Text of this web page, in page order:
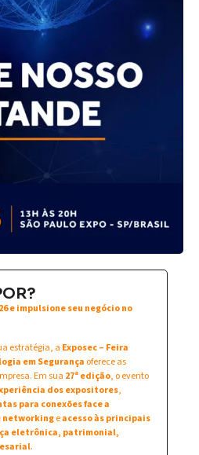
e impulsione seu negócio no
estratégia, a Exposec – Feira
em Segurança oferece as
Em sua 27ª edição, o evento
dos expositores,
para conexões face a
eacesso às principais
eletrônica, patrimonial,
.